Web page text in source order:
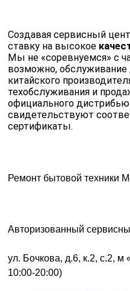
Создавая сервисный
ставку на высокое
Мы не «соревнуемся» с
возможно, обслуживание
китайского
техобслуживания и
официального
свидетельствуют
сертификаты.
Ремонт бытовой техники
Авторизованный
ул. Бочкова, д.6, к.2, с.2, м
10:00-20:00)